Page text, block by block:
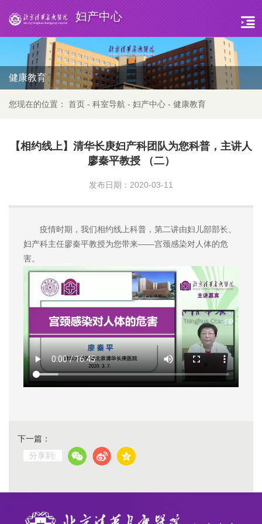
妇产中心
健康教育
您现在的位置： 首页 - 科室导航 - 妇产中心 - 健康教育
【相约线上】清华长庚妇产科团队为您科普，主讲人
廖秦平教授 （二）
发布日期：2020-03-11
疫情时期，我们相约线上科普，第二讲由妇儿部部长、
妇产科主任廖秦平教授为您带来——宫颈感染对人体的危
害。
下一篇：
分享到: